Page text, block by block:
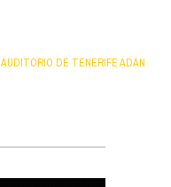
AUDITORIO DE TENERIFE ADÁN